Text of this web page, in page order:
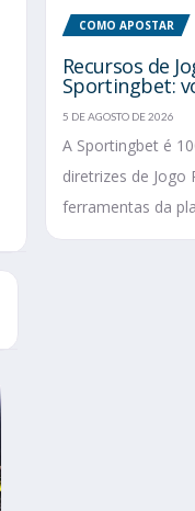
COMO APOSTAR
Recursos de
Sportingbet:
5 DE AGOSTO DE 2026
A Sportingbet é
diretrizes de Jogo
ferramentas da